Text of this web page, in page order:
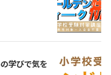
学びで気を